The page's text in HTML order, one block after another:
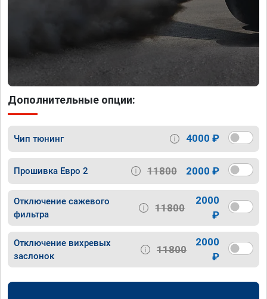
Дополнительные опции:
Чип тюнинг 4000 ₽
Прошивка Евро 2 11800 2000 ₽
Отключение сажевого
фильтра
11800
2000
₽
Отключение вихревых
заслонок
11800
2000
₽